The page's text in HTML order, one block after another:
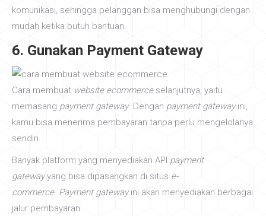
komunikasi, sehingga pelanggan bisa menghubungi dengan
mudah ketika butuh bantuan.
6. Gunakan Payment Gateway
Cara membuat website ecommerce selanjutnya, yaitu
memasang payment gateway. Dengan payment gatewayini,
kamu bisa menerima pembayaran tanpa perlu mengelolanya
sendiri.
Banyak platform yang menyediakan API payment
gatewayyang bisa dipasangkan di situs e-
commerce. Payment gatewayini akan menyediakan berbagai
jalur pembayaran.